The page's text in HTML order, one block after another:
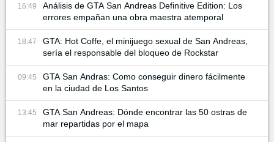
16:49
Análisis de GTA San Andreas Definitive Edition: Los
errores empañan una obra maestra atemporal
18:47
GTA: Hot Coffe, el minijuego sexual de San Andreas,
sería el responsable del bloqueo de Rockstar
09:45
GTA San Andras: Como conseguir dinero fácilmente
en la ciudad de Los Santos
13:45
GTA San Andreas: Dónde encontrar las 50 ostras de
mar repartidas por el mapa